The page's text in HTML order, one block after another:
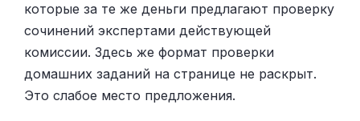
которые за те же деньги предлагают проверку
сочинений экспертами действующей
комиссии. Здесь же формат проверки
домашних заданий на странице не раскрыт.
Это слабое место предложения.